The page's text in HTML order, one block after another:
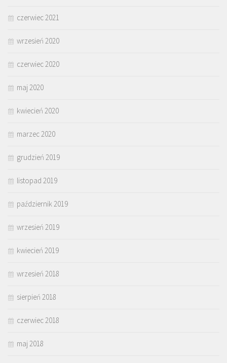
czerwiec 2021
wrzesień 2020
czerwiec 2020
maj 2020
kwiecień 2020
marzec 2020
grudzień 2019
listopad 2019
październik 2019
wrzesień 2019
kwiecień 2019
wrzesień 2018
sierpień 2018
czerwiec 2018
maj 2018